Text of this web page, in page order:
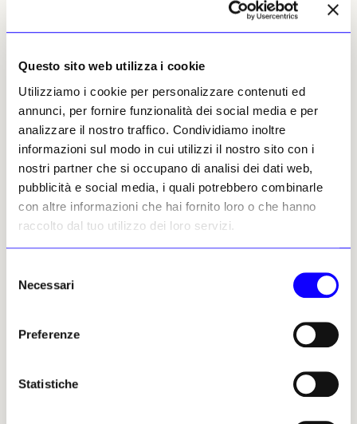
Questo sito web utilizza i cookie
Utilizziamo i cookie per personalizzare contenuti ed
annunci, per fornire funzionalità dei social media e per
analizzare il nostro traffico. Condividiamo inoltre
informazioni sul modo in cui utilizzi il nostro sito con i
nostri partner che si occupano di analisi dei dati web,
pubblicità e social media, i quali potrebbero combinarle
con altre informazioni che hai fornito loro o che hanno
raccolto dal tuo utilizzo dei loro servizi.
delNecessari
Preferenze
Statistiche
semplicemente, sul mondo del motociclismo
di provincia ha iniziato a trasformarsi in un
mito globale.